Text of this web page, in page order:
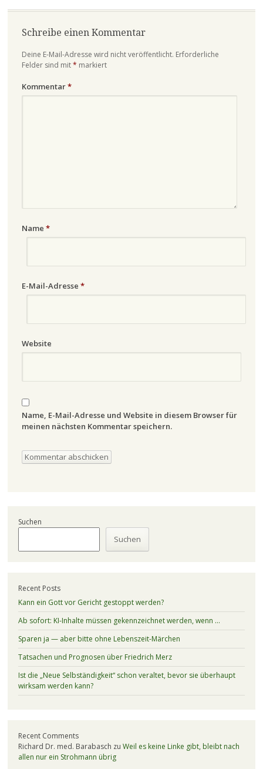
Schreibe einen Kommentar
Deine E-Mail-Adresse wird nicht veröffentlicht. Erforderliche
Felder sind mit* markiert
Kommentar*
Name *
E-Mail-Adresse *
Website
Name, E-Mail-Adresse und Website in diesem Browser für
meinen nächsten Kommentar speichern.
Suchen
Suchen
Recent Posts
Kann ein Gott vor Gericht gestoppt werden?
Ab sofort: KI-Inhalte müssen gekennzeichnet werden, wenn …
Sparen ja — aber bitte ohne Lebenszeit-Märchen
Tatsachen und Prognosen über Friedrich Merz
Ist die „Neue Selbständigkeit“ schon veraltet, bevor sie überhaupt
wirksam werden kann?
Recent Comments
Richard Dr. med. Barabasch zu Weil es keine Linke gibt, bleibt nach
allen nur ein Strohmann übrig